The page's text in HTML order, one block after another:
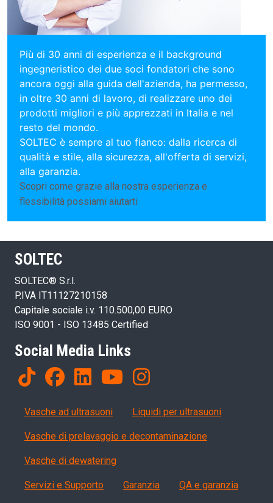
Più di 30 anni di esperienza e il background
ingegneristico dei due soci fondatori che sono
ancora oggi alla guida dell'azienda, ha permesso,
in oltre 30 anni di lavoro, di realizzare uno dei
prodotti migliori e più apprezzati in Italia e nel
resto del mondo.
SOLTEC è sempre al tuo fianco: dalla ricerca di
qualità e stile, alla sicurezza, all'offerta di servizi,
alla garanzia.
Scopri come grazie alla nostra esperienza e
flessibilità possiami aiutarti
SOLTEC
SOLTEC® S.r.l.
P.IVA IT11127210158
Capitale sociale i.v. 110.500,00 EURO
ISO 9001 - ISO 13485 Certified
Social Media Links
Products
Vasche ad ultrasuoni Liquidi per ultrasuoni
Vasche di prelavaggio e decontaminazione
Vasche di dewatering
Servizi, garanzia, QA
Servizi e Supporto Garanzia QA e garanzia